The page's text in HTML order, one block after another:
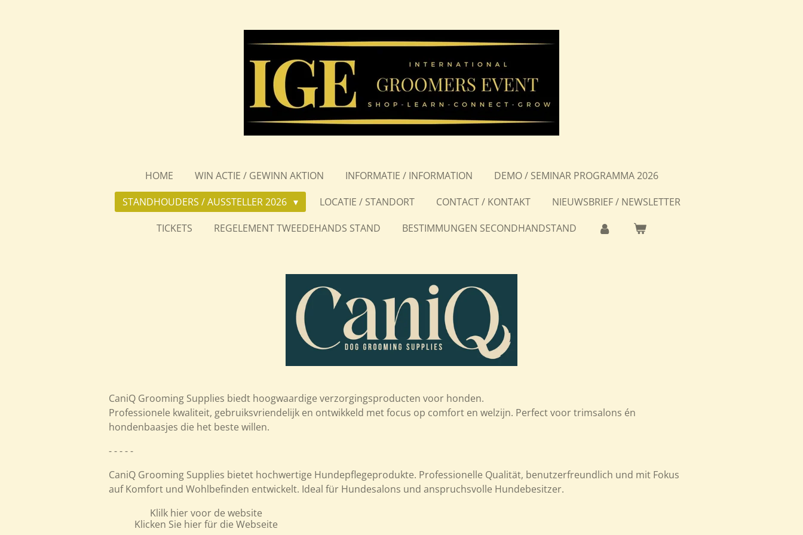
HOME WIN ACTIE / GEWINN AKTION INFORMATIE / INFORMATION
DEMO / SEMINAR PROGRAMMA 2026
STANDHOUDERS / AUSSTELLER 2026
LOCATIE / STANDORT CONTACT / KONTAKT
NIEUWSBRIEF / NEWSLETTER
TICKETS
REGELEMENT TWEEDEHANDS STAND BESTIMMUNGEN SECONDHANDSTAND
CaniQ Grooming Supplies biedt hoogwaardige verzorgingsproducten voor honden.
Professionele kwaliteit, gebruiksvriendelijk en ontwikkeld met focus op comfort en welzijn. Perfect voor trimsalons én
hondenbaasjes die het beste willen.
- - - - -
CaniQ Grooming Supplies bietet hochwertige Hundepflegeprodukte. Professionelle Qualität, benutzerfreundlich und mit Fokus
auf Komfort und Wohlbefinden entwickelt. Ideal für Hundesalons und anspruchsvolle Hundebesitzer.
Klilk hier voor de website
Klicken Sie hier für die Webseite